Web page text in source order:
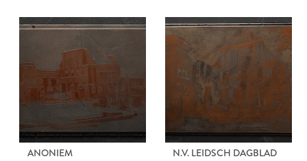
ANONIEM N.V. LEIDSCH DAGBLAD